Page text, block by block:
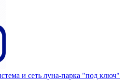
и сеть луна-парка "под ключ"